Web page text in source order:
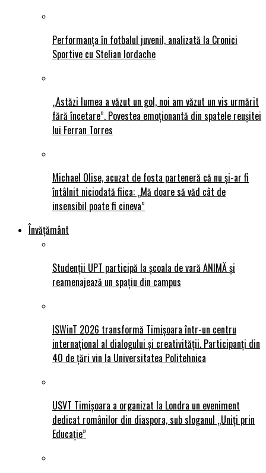
Performanța în fotbalul juvenil, analizată la Cronici
Sportive cu Stelian Iordache
„Astăzi lumea a văzut un gol, noi am văzut un vis urmărit
fără încetare”. Povestea emoționantă din spatele reușitei
lui Ferran Torres
Michael Olise, acuzat de fosta parteneră că nu și-ar fi
întâlnit niciodată fiica: „Mă doare să văd cât de
insensibil poate fi cineva”
Învățământ
Studenții UPT participă la școala de vară ANIMĂ și
reamenajează un spațiu din campus
ISWinT 2026 transformă Timișoara într-un centru
internațional al dialogului și creativității. Participanți din
40 de țări vin la Universitatea Politehnica
USVT Timișoara a organizat la Londra un eveniment
dedicat românilor din diaspora, sub sloganul „Uniți prin
Educație”